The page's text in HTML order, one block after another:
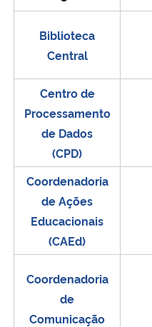
Biblioteca
Central
Centro de
Processamento
de Dados
(CPD)
Coordenadoria
de Ações
Educacionais
(CAEd)
Coordenadoria
de
Comunicação